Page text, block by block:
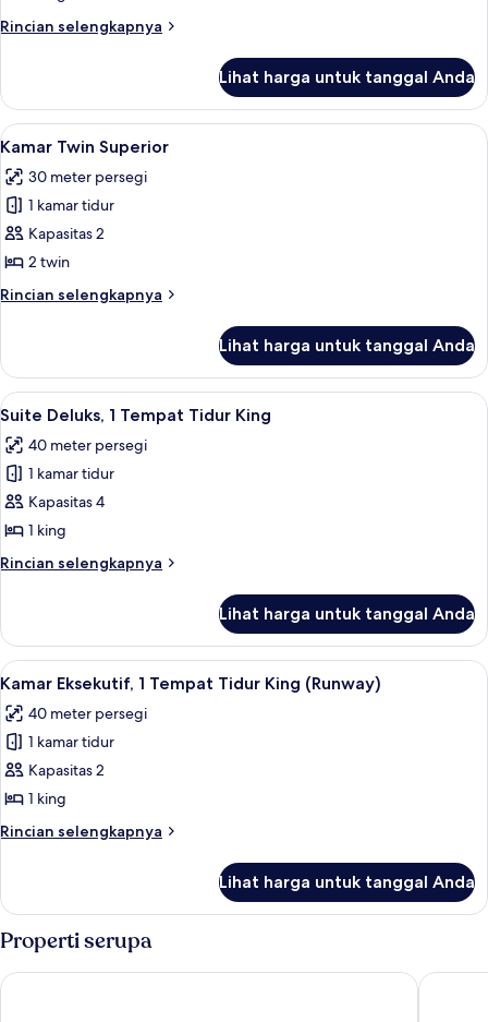
1
Tempat
King
Rincian selengkapnya
Rincian
Kamar
Superior,
1
Tidur
King
Lihat harga untuk tanggal Anda
Lihat
semua
foto
untuk
Kamar
Twin
Superior
Seprai premium, selimut bulu angsa,
5
Kamar Twin Superior
30 meter persegi
1 kamar tidur
Kapasitas 2
2 twin
Rincian selengkapnya
Rincian
Kamar
Twin
Superior
Lihat harga untuk tanggal Anda
Lihat
semua
foto
untuk
Suite
Deluks,
1
Tempat
King
Seprai premium, selimut bulu angsa,
7
Suite Deluks, 1 Tempat Tidur King
40 meter persegi
1 kamar tidur
Kapasitas 4
1 king
Rincian selengkapnya
Rincian
Suite
Deluks,
1
Tidur
King
Lihat harga untuk tanggal Anda
Lihat
semua
foto
untuk
Kamar
Eksekutif,
1
Tempat
King
(Runway)
Kamar Eksekutif, 1 Tempat Tidur
4
Kamar Eksekutif, 1 Tempat Tidur King (Runway)
40 meter persegi
1 kamar tidur
Kapasitas 2
1 king
Rincian selengkapnya
Rincian
Kamar
1
Tidur
Lihat harga untuk tanggal Anda
Properti serupa
Novotel München Airport Munich